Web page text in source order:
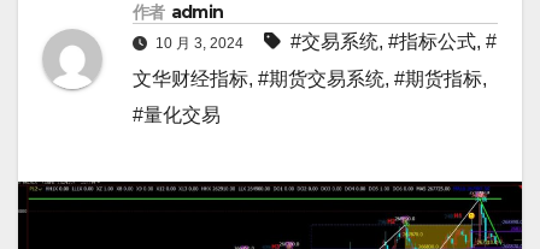
作者 admin
10 月 3, 2024 #交易系统, #指标公式, #
文华财经指标, #期货交易系统, #期货指标,
#量化交易